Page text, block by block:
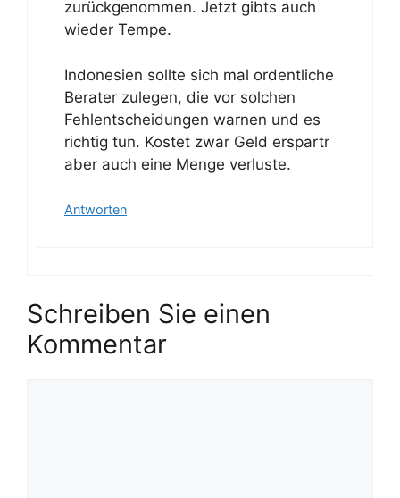
zurückgenommen. Jetzt gibts auch
wieder Tempe.
Indonesien sollte sich mal ordentliche
Berater zulegen, die vor solchen
Fehlentscheidungen warnen und es
richtig tun. Kostet zwar Geld erspartr
aber auch eine Menge verluste.
Antworten
Schreiben Sie einen
Kommentar